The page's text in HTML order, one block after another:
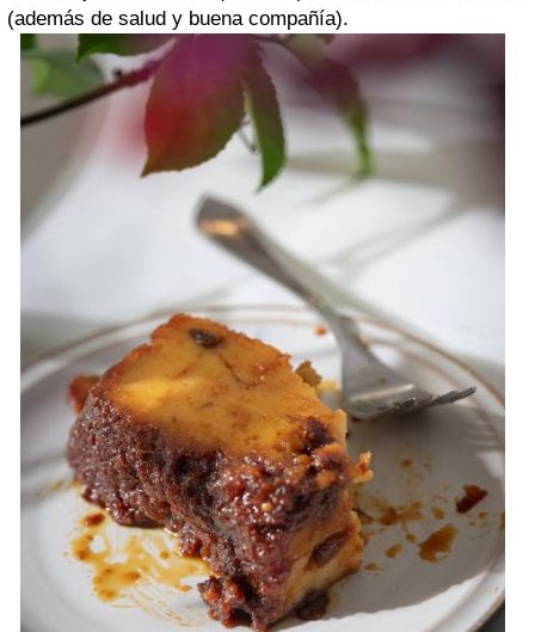
(además de salud y buena compañía).